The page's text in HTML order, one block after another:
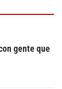
gente que